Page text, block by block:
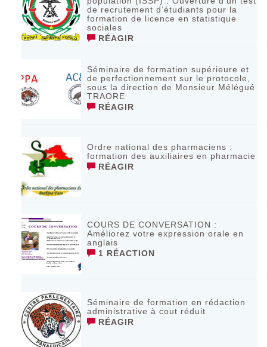
de recrutement d’étudiants pour la
formation de licence en statistique
sociales
RÉAGIR
Séminaire de formation supérieure et
de perfectionnement sur le protocole,
sous la direction de Monsieur Mélégué
TRAORE
RÉAGIR
Ordre national des pharmaciens :
formation des auxiliaires en pharmacie
RÉAGIR
COURS DE CONVERSATION :
Améliorez votre expression orale en
anglais
1 RÉACTION
Séminaire de formation en rédaction
administrative à cout réduit
RÉAGIR